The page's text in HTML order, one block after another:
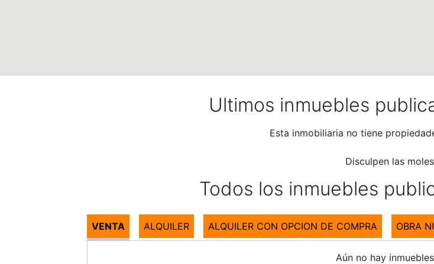
Ultimos inmuebles
Esta inmobiliaria no tiene
Disculpen las
Todos los inmuebles
VENTA ALQUILER ALQUILER CON OPCION DE COMPRA OBRA
Aún no hay inmuebles